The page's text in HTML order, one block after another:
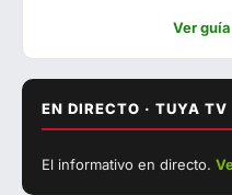
Puerta Cai
Ver
EN DIRECTO · TUYA TV
EN DIRECTO
El informativo en directo.